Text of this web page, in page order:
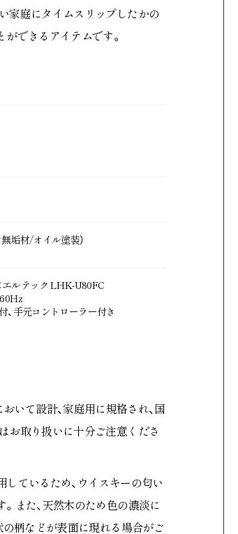
ポリシー
家庭にタイムスリップしたかの
できるアイテムです。
垢材/オイル塗装）
エルテック LHK-U80FC
、手元コントローラー付き
いて設計、家庭用に規格され、国
お取り扱いに十分ご注意くださ
ているため、ウイスキーの匂い
また、天然木のため色の濃淡に
の柄などが表面に現れる場合がご